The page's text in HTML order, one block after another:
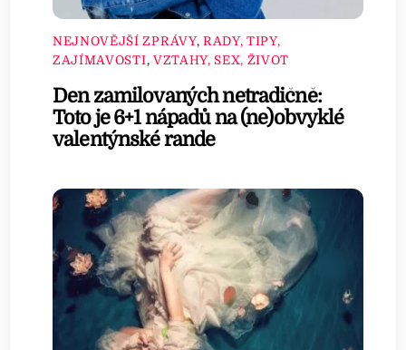
NEJNOVĚJŠÍ ZPRÁVY, RADY, TIPY,
ZAJÍMAVOSTI, VZTAHY, SEX, ŽIVOT
Den zamilovaných netradičně:
Toto je 6+1 nápadů na (ne)obvyklé
valentýnské rande